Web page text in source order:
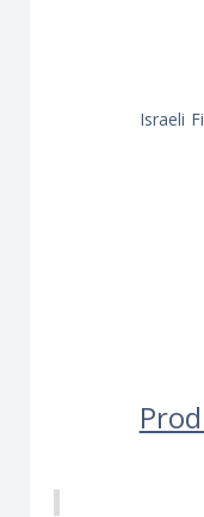
Israeli